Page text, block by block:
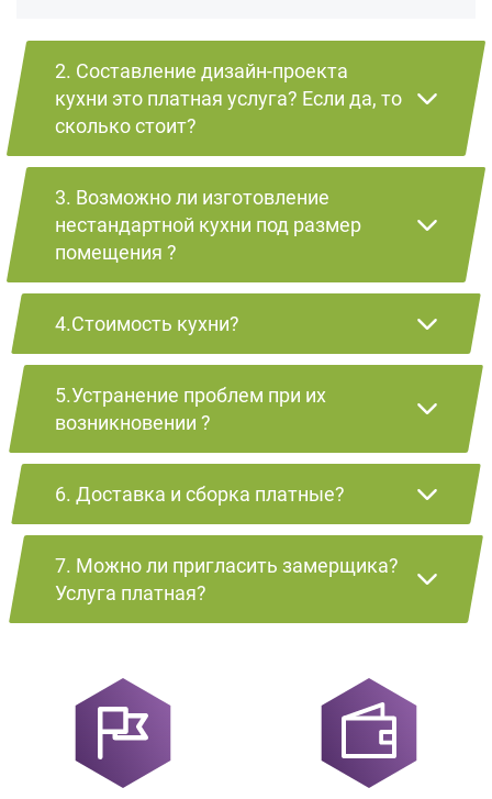
2. Составление дизайн-проекта
кухни это платная услуга? Если да, то
сколько стоит?
3. Возможно ли изготовление
нестандартной кухни под размер
помещения ?
4.Стоимость кухни?
5.Устранение проблем при их
возникновении ?
6. Доставка и сборка платные?
7. Можно ли пригласить замерщика?
Услуга платная?